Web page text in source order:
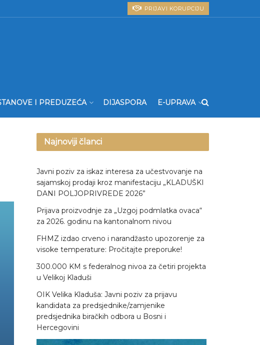
PRIJAVI KORUPCIJU
I PREDUZEĆA DIJASPORA E-UPRAVA
Najnoviji članci
Javni poziv za iskaz interesa za učestvovanje na
sajamskoj prodaji kroz manifestaciju „KLADUŠKI
DANI POLJOPRIVREDE 2026”
Prijava proizvodnje za „Uzgoj podmlatka ovaca“
za 2026. godinu na kantonalnom nivou
FHMZ izdao crveno i narandžasto upozorenje za
visoke temperature: Pročitajte preporuke!
300.000 KM s federalnog nivoa za četiri projekta
u Velikoj Kladuši
OIK Velika Kladuša: Javni poziv za prijavu
kandidata za predsjednike/zamjenike
predsjednika biračkih odbora u Bosni i
Hercegovini